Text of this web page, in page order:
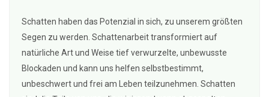
Schatten haben das Potenzial in sich, zu unserem größten
Segen zu werden. Schattenarbeit transformiert auf
natürliche Art und Weise tief verwurzelte, unbewusste
Blockaden und kann uns helfen selbstbestimmt,
unbeschwert und frei am Leben teilzunehmen. Schatten